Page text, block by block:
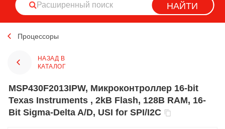
НАЙТИ
Процессоры
НАЗАД В
КАТАЛОГ
MSP430F2013IPW, Микроконтроллер 16-bit
Texas Instruments , 2kB Flash, 128B RAM, 16-
Bit Sigma-Delta A/D, USI for SPI/I2C